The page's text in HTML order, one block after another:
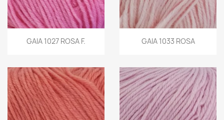
GAIA 1027 ROSA F. GAIA 1033 ROSA